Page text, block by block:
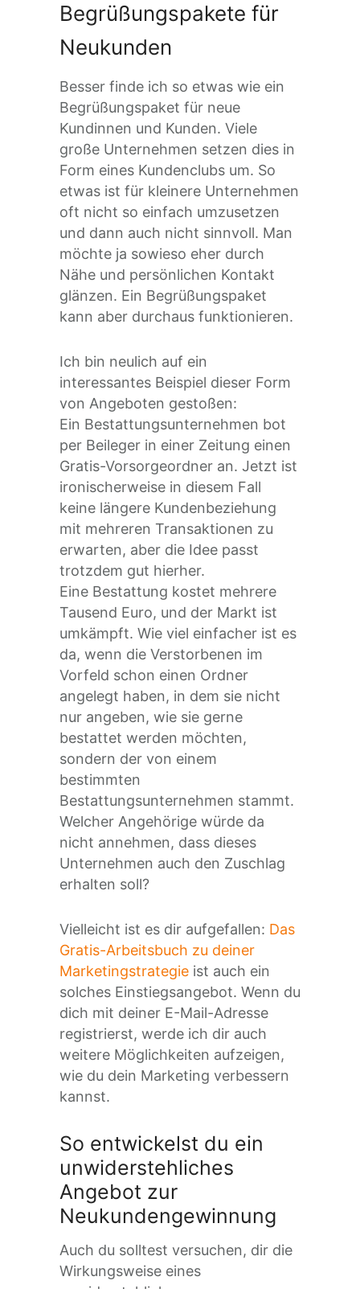
Begrüßungspakete für
Neukunden
Besser finde ich so etwas wie ein
Begrüßungspaket für neue
Kundinnen und Kunden. Viele
große Unternehmen setzen dies in
Form eines Kundenclubs um. So
etwas ist für kleinere Unternehmen
oft nicht so einfach umzusetzen
und dann auch nicht sinnvoll. Man
möchte ja sowieso eher durch
Nähe und persönlichen Kontakt
glänzen. Ein Begrüßungspaket
kann aber durchaus funktionieren.
Ich bin neulich auf ein
interessantes Beispiel dieser Form
von Angeboten gestoßen:
Ein Bestattungsunternehmen bot
per Beileger in einer Zeitung einen
Gratis-Vorsorgeordner an. Jetzt ist
ironischerweise in diesem Fall
keine längere Kundenbeziehung
mit mehreren Transaktionen zu
erwarten, aber die Idee passt
trotzdem gut hierher.
Eine Bestattung kostet mehrere
Tausend Euro, und der Markt ist
umkämpft. Wie viel einfacher ist es
da, wenn die Verstorbenen im
Vorfeld schon einen Ordner
angelegt haben, in dem sie nicht
nur angeben, wie sie gerne
bestattet werden möchten,
sondern der von einem
bestimmten
Bestattungsunternehmen stammt.
Welcher Angehörige würde da
nicht annehmen, dass dieses
Unternehmen auch den Zuschlag
erhalten soll?
Vielleicht ist es dir aufgefallen: Das
Gratis-Arbeitsbuch zu deiner
Marketingstrategie ist auch ein
solches Einstiegsangebot. Wenn du
dich mit deiner E-Mail-Adresse
registrierst, werde ich dir auch
weitere Möglichkeiten aufzeigen,
wie du dein Marketing verbessern
kannst.
So entwickelst du ein
unwiderstehliches
Angebot zur
Neukundengewinnung
Auch du solltest versuchen, dir die
Wirkungsweise eines